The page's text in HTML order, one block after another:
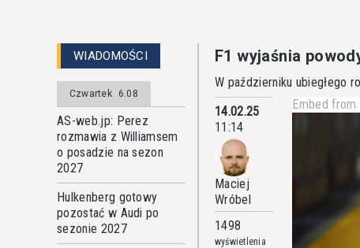
WIADOMOŚCI
Czwartek 6.08
AS-web.jp: Perez
rozmawia z Williamsem
o posadzie na sezon
2027
Hulkenberg gotowy
pozostać w Audi po
sezonie 2027
F1 wyjaśnia
W październiku ubiegłego
14.02.25
11:14
Maciej
Wróbel
1498
wyświetlenia
Embed from